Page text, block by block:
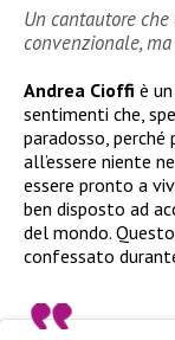
Un cantautore
convenzionale,
Andrea Cioffi è
sentimenti che,
paradosso, perché
all’essere niente
essere pronto a
ben disposto ad
del mondo.
confessato